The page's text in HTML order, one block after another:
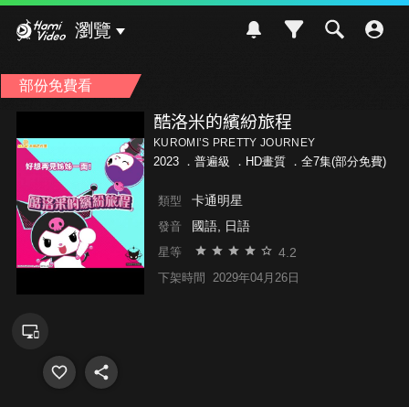
瀏覽
部份免費看
酷洛米的繽紛旅程
KUROMIʼS PRETTY JOURNEY
2023 ． 普遍級 ．HD畫質 ．全7集(部分免費)
類型 卡通明星
發音 國語, 日語
星等 4.2
下架時間 2029年04月26日